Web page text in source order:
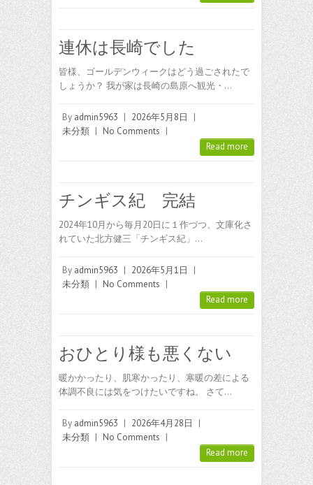
連休は長崎でした
皆様、ゴールデンウィークはどう過ごされたで
しょうか？ 我が家は長崎の島原へ観光・…
By admin5963 | 2026年5月8日
|
未分類 | No Comments |
Read more
チンギス紀 完結
2024年10月から毎月20日に１作づつ、文庫化さ
れていた北方健三「チンギス紀」…
By admin5963 | 2026年5月1日
|
未分類 | No Comments |
Read more
おひとり様も悪くない
暖かかったり、肌寒かったり、寒暖の差による
体調不良には気をつけたいですね。 さて…
By admin5963 | 2026年4月28日
|
未分類 | No Comments |
Read more